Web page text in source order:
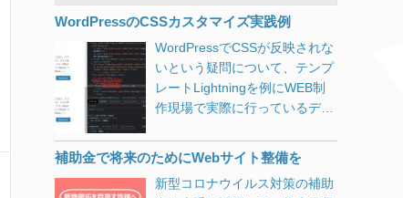
WordPressのCSSカスタマイズ実践例
WordPressでCSSが反映されな
いという疑問について、テンプ
レートLightningを例にWEB制
作現場で実際に行っているデベ
補助金で将来のためにWebサイト整備を
新型コロナウイルス対策の補助